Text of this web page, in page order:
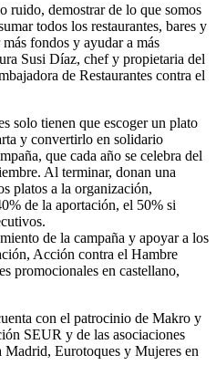
ruido, demostrar de lo que somos
todos los restaurantes, bares y
fondos y ayudar a más
Susi Díaz, chef y propietaria del
de Restaurantes contra el
solo tienen que escoger un plato
y convertirlo en solidario
que cada año se celebra del
Al terminar, donan una
platos a la organización,
de la aportación, el 50% si
de la campaña y apoyar a los
Acción contra el Hambre
promocionales en castellano,
con el patrocinio de Makro y
SEUR y de las asociaciones
Madrid, Eurotoques y Mujeres en